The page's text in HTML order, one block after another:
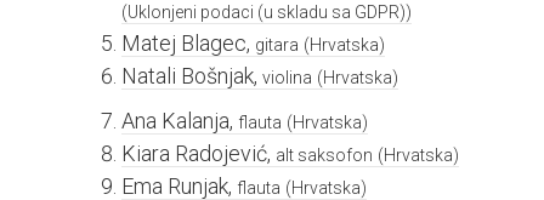
(Uklonjeni podaci (u skladu sa GDPR))
Matej Blagec, gitara (Hrvatska)
Natali Bošnjak, violina (Hrvatska)
Ana Kalanja, flauta (Hrvatska)
Kiara Radojević, alt saksofon (Hrvatska)
Ema Runjak, flauta (Hrvatska)